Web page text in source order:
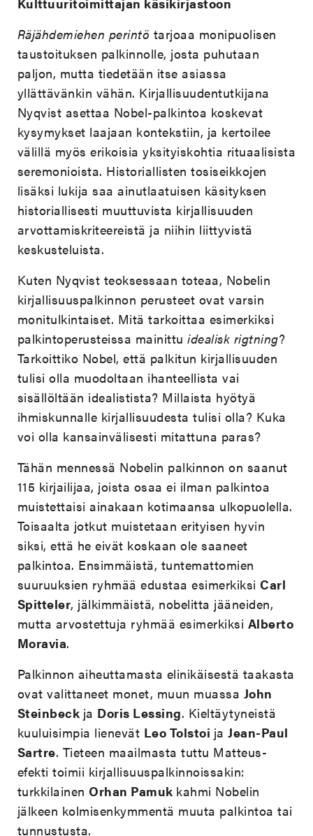
Räjähdemiehen perintö tarjoaa monipuolisen
taustoituksen palkinnolle, josta puhutaan
paljon, mutta tiedetään itse asiassa
yllättävänkin vähän. Kirjallisuudentutkijana
Nyqvist asettaa Nobel-palkintoa koskevat
kysymykset laajaan kontekstiin, ja kertoilee
välillä myös erikoisia yksityiskohtia rituaalisista
seremonioista. Historiallisten tosiseikkojen
lisäksi lukija saa ainutlaatuisen käsityksen
historiallisesti muuttuvista kirjallisuuden
arvottamiskriteereistä ja niihin liittyvistä
keskusteluista.
Kuten Nyqvist teoksessaan toteaa, Nobelin
kirjallisuuspalkinnon perusteet ovat varsin
monitulkintaiset. Mitä tarkoittaa esimerkiksi
palkintoperusteissa mainittuidealisk rigtning?
Tarkoittiko Nobel, että palkitun kirjallisuuden
tulisi olla muodoltaan ihanteellista vai
sisällöltään idealistista? Millaista hyötyä
ihmiskunnalle kirjallisuudesta tulisi olla? Kuka
voi olla kansainvälisesti mitattuna paras?
Tähän mennessä Nobelin palkinnon on saanut
115 kirjailijaa, joista osaa ei ilman palkintoa
muistettaisi ainakaan kotimaansa ulkopuolella.
Toisaalta jotkut muistetaan erityisen hyvin
siksi, että he eivät koskaan ole saaneet
palkintoa. Ensimmäistä, tuntemattomien
suuruuksien ryhmää edustaa esimerkiksiCarl
Spitteler, jälkimmäistä, nobelitta jääneiden,
mutta arvostettuja ryhmää esimerkiksi Alberto
Moravia.
Palkinnon aiheuttamasta elinikäisestä taakasta
ovat valittaneet monet, muun muassa John
Steinbeck ja Doris Lessing. Kieltäytyneistä
kuuluisimpia lienevät Leo Tolstoi jaJean-Paul
Sartre. Tieteen maailmasta tuttu Matteus-
efekti toimii kirjallisuuspalkinnoissakin:
turkkilainenOrhan Pamuk kahmi Nobelin
jälkeen kolmisenkymmentä muuta palkintoa tai
tunnustusta.